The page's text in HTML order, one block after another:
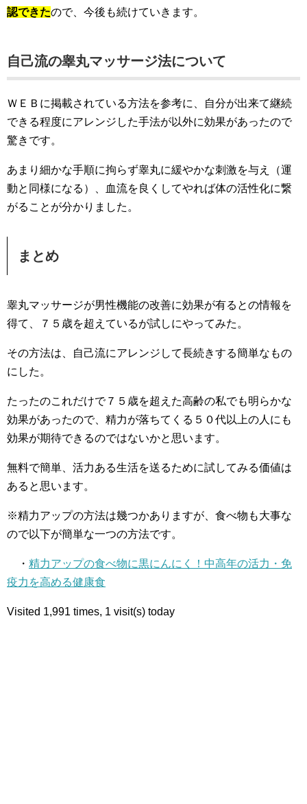
認できたので、今後も続けていきます。
自己流の睾丸マッサージ法について
ＷＥＢに掲載されている方法を参考に、自分が出来て継続
できる程度にアレンジした手法が以外に効果があったので
驚きです。
あまり細かな手順に拘らず睾丸に緩やかな刺激を与え（運
動と同様になる）、血流を良くしてやれば体の活性化に繋
がることが分かりました。
まとめ
睾丸マッサージが男性機能の改善に効果が有るとの情報を
得て、７５歳を超えているが試しにやってみた。
その方法は、自己流にアレンジして長続きする簡単なもの
にした。
たったのこれだけで７５歳を超えた高齢の私でも明らかな
効果があったので、精力が落ちてくる５０代以上の人にも
効果が期待できるのではないかと思います。
無料で簡単、活力ある生活を送るために試してみる価値は
あると思います。
※精力アップの方法は幾つかありますが、食べ物も大事な
ので以下が簡単な一つの方法です。
・ 精力アップの食べ物に黒にんにく！中高年の活力・免
疫力を高める健康食
Visited 1,991 times, 1 visit(s) today